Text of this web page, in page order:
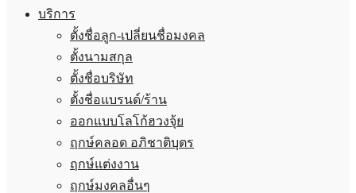
บริการ
ตั้งชื่อลูก-เปลี่ยนชื่อมงคล
ตั้งนามสกุล
ตั้งชื่อบริษัท
ตั้งชื่อแบรนด์/ร้าน
ออกแบบโลโก้ฮวงจุ้ย
ฤกษ์คลอด อภิชาติบุตร
ฤกษ์แต่งงาน
ฤกษ์มงคลอื่นๆ